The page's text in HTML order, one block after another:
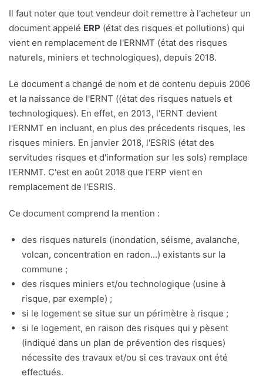
Il faut noter que tout vendeur doit remettre à l'acheteur un
document appelé ERP (état des risques et pollutions) qui
vient en remplacement de l'ERNMT (état des risques
naturels, miniers et technologiques), depuis 2018.
Le document a changé de nom et de contenu depuis 2006
et la naissance de l'ERNT ((état des risques natuels et
technologiques). En effet, en 2013, l'ERNT devient
l'ERNMT en incluant, en plus des précedents risques, les
risques miniers. En janvier 2018, l'ESRIS (état des
servitudes risques et d'information sur les sols) remplace
l'ERNMT. C'est en août 2018 que l'ERP vient en
remplacement de l'ESRIS.
Ce document comprend la mention :
des risques naturels (inondation, séisme, avalanche,
volcan, concentration en radon...) existants sur la
commune ;
des risques miniers et/ou technologique (usine à
risque, par exemple) ;
si le logement se situe sur un périmètre à risque ;
si le logement, en raison des risques qui y pèsent
(indiqué dans un plan de prévention des risques)
nécessite des travaux et/ou si ces travaux ont été
effectués.